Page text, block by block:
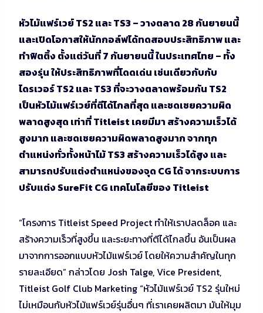
หัวไม้แฟร์เวย์ TS2 และ TS3 – วางตลาด 28 กันยายนนี้
และเปิดโอกาสให้นักกอล์ฟได้ทดสอบประสิทธิภาพ และ
ทำฟิตติ้ง ตั้งแต่วันที่ 7 กันยายนนี้ ในประเทศไทย – ทั้ง
สองรุ่น ให้ประสิทธิภาพที่โดดเด่น เช่นเดียวกับกับ
ไดรเวอร์ TS2 และ TS3 ที่จะวางตลาดพร้อมกัน TS2
เป็นหัวไม้แฟร์เวย์ที่ตีได้ไกลที่สุด และชดเชยความผิด
พลาดสูงสุด เท่าที่ Titleist เคยมีมา สร้างความเร็วได้
สูงมาก และชดเชยความผิดพลาดสูงมาก จากทุก
ตำแหน่งทั่วทั้งหน้าไม้ TS3 สร้างความเร็วได้สูง และ
สามารถปรับแต่งตำแหน่งของจุด CG ได้ จากระบบการ
ปรับแต่ง SureFit CG เทคโนโลยีของ Titleist
“โครงการ Titleist Speed Project ทำให้เราปลดล็อค และ
สร้างความเร็วที่สูงขึ้น และระยะทางที่ตีได้ไกลขึ้น อันเป็นผล
มาจากการออกแบบหัวไม้แฟร์เวย์ โดยให้ความสำคัญในทุก
รายละเอียด” กล่าวโดย Josh Talge, Vice President,
Titleist Golf Club Marketing “หัวไม้แฟร์เวย์ TS2 รุ่นใหม่
ไม่เหมือนกับหัวไม้แฟร์เวย์รุ่นอื่นๆ ที่เราเคยผลิตมา มันให้มุม